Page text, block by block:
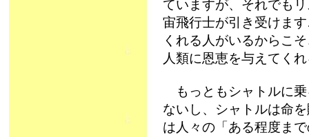
ていますが、それでも
宙飛行士が引き受けま
くれる人がいるからこ
人類に恩恵を与えてく
もっともシャトルに乗
ないし、シャトルは命
は人々の「ある程度ま